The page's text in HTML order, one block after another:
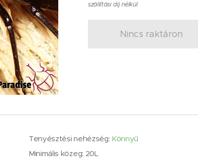
szállítási díj nélkül
Nincs raktáron
Tenyésztési nehézség: Könnyű
Minimális közeg: 20L